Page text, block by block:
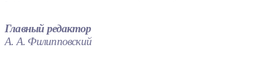
Главный редактор
А. А. Филипповский